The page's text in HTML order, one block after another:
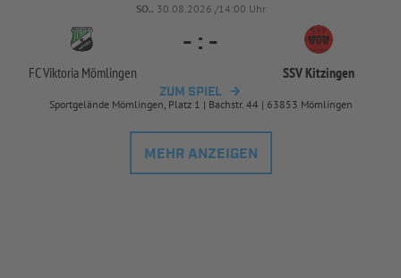
SO.. 30.08.2026 /14:00 Uhr
FC Viktoria Mömlingen
- : -
SSV Kitzingen
ZUM SPIEL
Sportgelände Mömlingen, Platz 1 | Bachstr. 44 | 63853 Mömlingen
MEHR ANZEIGEN